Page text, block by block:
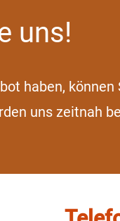
uns!
haben,
uns zeitnah